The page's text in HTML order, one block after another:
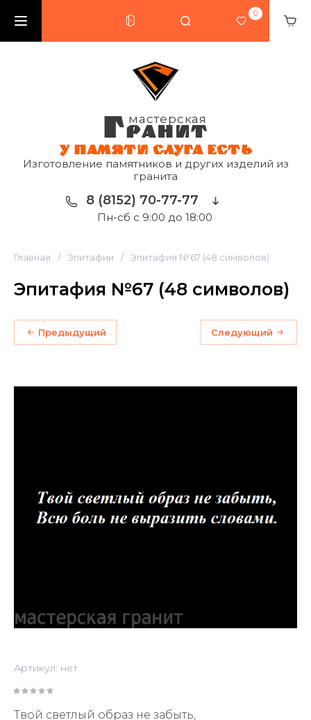
0
мастерская
ГРАНИТ
У ПАМЯТИ СЛУГА ЕСТЬ
Изготовление памятников и других изделий из
гранита
8 (8152) 70-77-77
Пн-сб с 9:00 до 18:00
Главная / Эпитафии / Эпитафия №67 (48 символов)
Эпитафия №67 (48 символов)
Предыдущий Следующий
Артикул: нет
Твой светлый образ не забыть,